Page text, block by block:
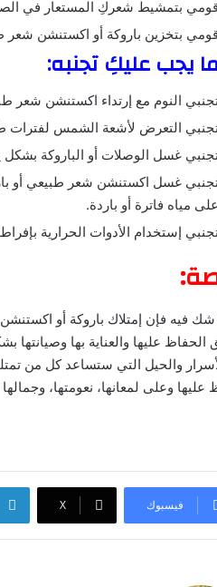
قومي بتمشيط شعركِ المستعار في
قومي بتخزين باروكة أو اكستنشن
ما يجب عليكِ تجنبه:
النوم مع إرتداء اكستنشن شعر
التعرض لأشعة الشمس لفترات
غسل الوصلات أو الباروكة
غسل اكستنشن شعر طبيعي أو
على مياه فاترة أو باردة.
إستخدام الأدوات الحرارية
شك فيه فإن إمتلاك باروكة أو
عليها والعناية بها
والحيل التي ستساعد كل من
عليها وعلى لمعانها، نعومتها،
فيسبوك ‫X